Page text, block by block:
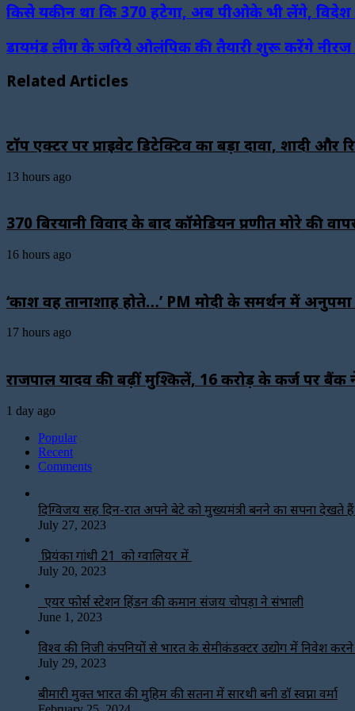
किसे यकीन था कि 370 हटेगा, अब पीओके भी लेंगे, विदेश
डायमंड लीग के जरिये ओलंपिक की तैयारी शुरू करेंगे नीरज
Related Articles
टॉप एक्टर पर प्राइवेट डिटेक्टिव का बड़ा दावा, शादी और
13 hours ago
₹370 बिरयानी विवाद के बाद कॉमेडियन प्रणीत मोरे की
16 hours ago
‘काश वह तानाशाह होते…’ PM मोदी के समर्थन में
17 hours ago
राजपाल यादव की बढ़ीं मुश्किलें, ₹16 करोड़ के कर्ज पर बैंक
1 day ago
Popular
Recent
Comments
दिग्विजय सिंह दिन-रात अपने बेटे को मुख्यमंत्री बनने का सपना देखते हैं-
July 27, 2023
प्रियंका गांधी 21 को ग्वालियर में
July 20, 2023
एयर फोर्स स्टेशन हिंडन की कमान संजय चोपड़ा ने संभाली
June 1, 2023
विश्‍व की निजी कंपनियों से भारत के सेमीकंडक्टर उद्योग में निवेश
July 29, 2023
बीमारी मुक्त भारत की मुहिम की सतना में सारथी बनी डाॅ स्वप्ना वर्मा